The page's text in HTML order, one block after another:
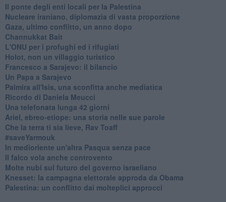
Il ponte degli enti locali per la Palestina
Nucleare iraniano, diplomazia di vasta proporzione
Gaza, ultimo conflitto, un anno dopo
Channukkat Bait
L'ONU per i profughi ed i rifugiati
Holot, non un villaggio turistico
Francesco a Sarajevo: il bilancio
Un Papa a Sarajevo
Palmira all'Isis, una sconfitta anche mediatica
Ricordo di Daniela Meucci
​Una telefonata lunga 42 giorni
​Ariel, ebreo-etiope: una storia nelle sue parole
Che la terra ti sia lieve, Rav Toaff
​#saveYarmouk
​In medioriente un'altra Pasqua senza pace
​Il falco vola anche controvento
Molte nubi sul futuro del governo israeliano
Knesset: la campagna elettorale approda da Obama
Palestina: un conflitto dai molteplici approcci